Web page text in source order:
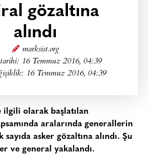
gözaltına
alındı
marksist.org
16 Temmuz 2016, 04:39
16 Temmuz 2016, 04:39
olarak başlatılan
aralarında generallerin
asker gözaltına alındı. Şu
ve general yakalandı.